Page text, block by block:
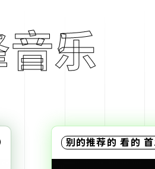
乐
别的推荐的 看的